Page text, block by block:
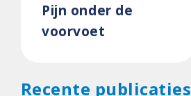
Pijn onder de
voorvoet
Recente publicaties